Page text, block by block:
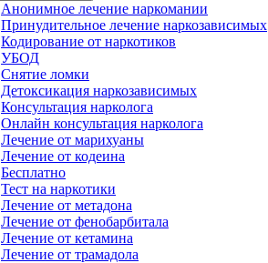
Анонимное лечение наркомании
Принудительное лечение наркозависимых
Кодирование от наркотиков
УБОД
Снятие ломки
Детоксикация наркозависимых
Консультация нарколога
Онлайн консультация нарколога
Лечение от марихуаны
Лечение от кодеина
Бесплатно
Тест на наркотики
Лечение от метадона
Лечение от фенобарбитала
Лечение от кетамина
Лечение от трамадола